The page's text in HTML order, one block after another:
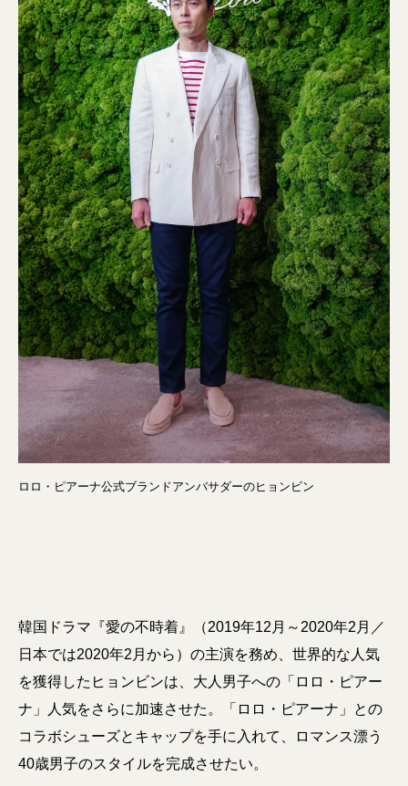
ロロ・ピアーナ公式ブランドアンバサダーのヒョンビン
韓国ドラマ『愛の不時着』（2019年12月～2020年2月／
日本では2020年2月から）の主演を務め、世界的な人気
を獲得したヒョンビンは、大人男子への「ロロ・ピアー
ナ」人気をさらに加速させた。「ロロ・ピアーナ」との
コラボシューズとキャップを手に入れて、ロマンス漂う
40歳男子のスタイルを完成させたい。